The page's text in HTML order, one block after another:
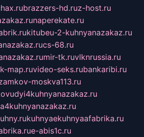
brazzers-hd.ruz-host.ru
naperekate.ru
kitubeu-2-kuhnyanazakaz.ru
cs-68.ru
mir-tk.ruvlknrussia.ru
map.ruvideo-seks.rubankaribi.ru
moskva113.ru
kuhnyaekuhnyaafabrika.ru
e-abis1c.ru